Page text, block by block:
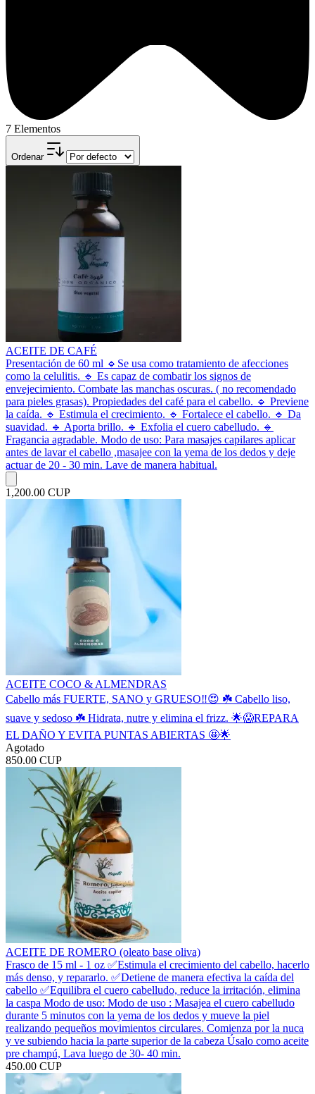
7 Elementos
Ordenar
ACEITE DE CAFÉ
Presentación de 60 ml 🔹️Se usa como tratamiento de afecciones
como la celulitis. 🔹️ Es capaz de combatir los signos de
envejecimiento. Combate las manchas oscuras. ( no recomendado
para pieles grasas). Propiedades del café para el cabello. 🔹️ Previene
la caída. 🔹️ Estimula el crecimiento. 🔹️ Fortalece el cabello. 🔹️ Da
suavidad. 🔹️ Aporta brillo. 🔹️ Exfolia el cuero cabelludo. 🔹️
Fragancia agradable. Modo de uso: Para masajes capilares aplicar
antes de lavar el cabello ,masajee con la yema de los dedos y deje
actuar de 20 - 30 min. Lave de manera habitual.
1,200.00 CUP
ACEITE COCO & ALMENDRAS
Cabello más FUERTE, SANO y GRUESO‼️😍 ☘️ Cabello liso,
suave y sedoso ☘️ Hidrata, nutre y elimina el frizz. 🌟😱REPARA
EL DAÑO Y EVITA PUNTAS ABIERTAS 🤩🌟
Agotado
850.00 CUP
ACEITE DE ROMERO (oleato base oliva)
Frasco de 15 ml - 1 oz ✅️Estimula el crecimiento del cabello, hacerlo
más denso, y repararlo. ✅️Detiene de manera efectiva la caída del
cabello ✅️Equilibra el cuero cabelludo, reduce la irritación, elimina
la caspa Modo de uso: Modo de uso : Masajea el cuero cabelludo
durante 5 minutos con la yema de los dedos y mueve la piel
realizando pequeños movimientos circulares. Comienza por la nuca
y ve subiendo hacia la parte superior de la cabeza Úsalo como aceite
pre champú, Lava luego de 30- 40 min.
450.00 CUP